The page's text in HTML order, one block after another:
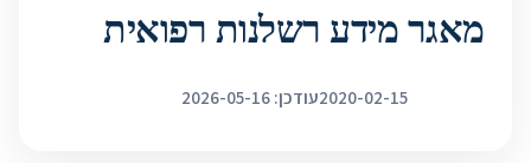
מאגר מידע רשלנות רפואית
2020-02-15עודכן: 2026-05-16